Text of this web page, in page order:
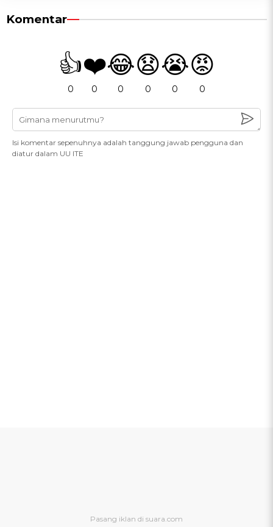
Komentar
👍
0
❤️
0
😂
0
😧
0
😭
0
😡
0
Isi komentar sepenuhnya adalah tanggung jawab pengguna dan
diatur dalam UU ITE